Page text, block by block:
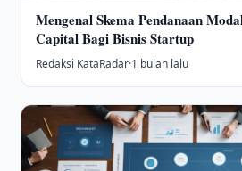
Mengenal Skema Pendanaan
Capital Bagi Bisnis Startup
Redaksi KataRadar·1 bulan lalu